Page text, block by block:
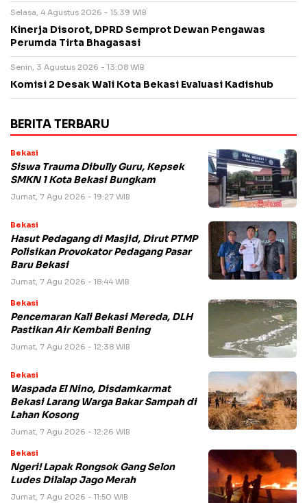
Selasa, 4 Agustus 2026 - 15:39 WIB
Kinerja Disorot, DPRD Semprot Dewan Pengawas
Perumda Tirta Bhagasasi
Senin, 3 Agustus 2026 - 13:08 WIB
Komisi 2 Desak Wali Kota Bekasi Evaluasi Kadishub
BERITA TERBARU
Bekasi
Siswa Trauma Dibully Guru, Kepsek
SMKN 1 Kota Bekasi Bungkam
Jumat, 7 Agu 2026 - 19:27 WIB
Bekasi
Hasut Pedagang di Masjid, Dirut PTMP
Polisikan Provokator Pedagang Pasar
Baru Bekasi
Jumat, 7 Agu 2026 - 18:44 WIB
Bekasi
Pencemaran Kali Bekasi Mereda, DLH
Pastikan Air Kembali Bening
Jumat, 7 Agu 2026 - 12:38 WIB
Bekasi
Waspada El Nino, Disdamkarmat
Bekasi Larang Warga Bakar Sampah di
Lahan Kosong
Jumat, 7 Agu 2026 - 12:26 WIB
Bekasi
Ngeri! Lapak Rongsok Gang Selon
Ludes Dilalap Jago Merah
Jumat, 7 Agu 2026 - 11:50 WIB